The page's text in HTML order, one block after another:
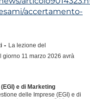
accertamento-
- La lezione del
giorno 11 marzo 2026 avrà
e di Marketing
delle Imprese (EGI) e di